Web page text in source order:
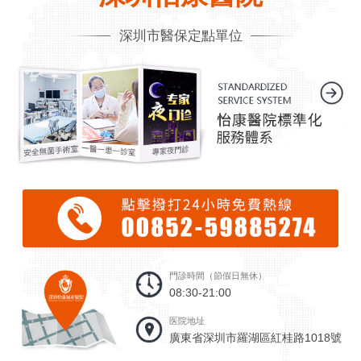
深圳市醫保定點單位
門診時間（節假日無休）
08:30-21:00
医院地址
廣東省深圳市羅湖區紅桂路1018號